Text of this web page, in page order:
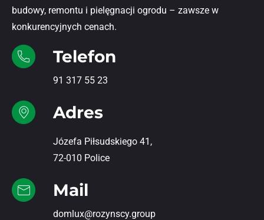
budowy, remontu i pielęgnacji ogrodu – zawsze w
konkurencyjnych cenach.
Telefon
91 317 55 23
Adres
Józefa Piłsudskiego 41,
72-010 Police
Mail
domlux@rozynscy.group